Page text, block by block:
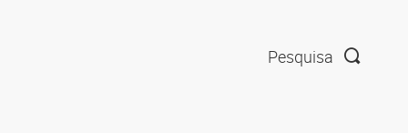
Pesquisa